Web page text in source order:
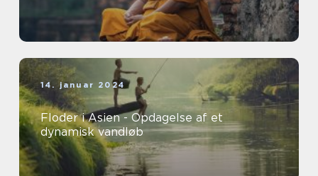
14. januar 2024
Floder i Asien - Opdagelse af et
dynamisk vandløb